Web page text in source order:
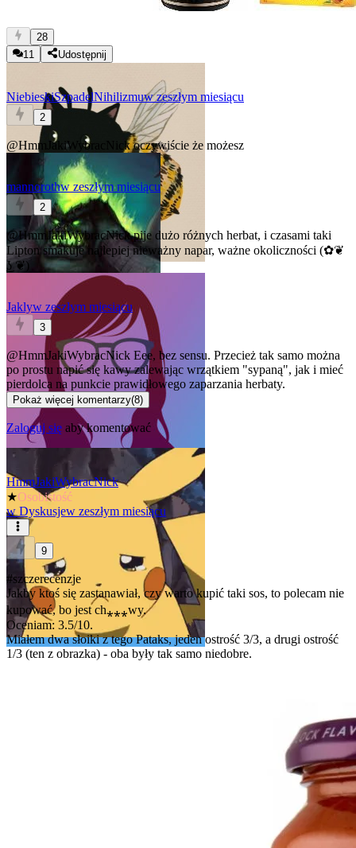
28
11
Udostępnij
NiebieskiSzpadelNihilizmuw zeszłym miesiącu
2
@HmmJakiWybracNickoczywiście że możesz
mannorothw zeszłym miesiącu
2
@HmmJakiWybracNickpije dużo różnych herbat, i czasami taki
Lipton smakuje najlepiejnieważny napar, ważne okoliczności (✿❦
͜ʖ ❦)
Jaklyw zeszłym miesiącu
3
@HmmJakiWybracNick Eee, bez sensu. Przecież tak samo można
po prostu napić się kawy zalewając wrzątkiem "sypaną", jak i mieć
pierdolca na punkcie prawidłowego zaparzania herbaty.
Pokaż więcej komentarzy(8)
Zaloguj się aby komentować
HmmJakiWybracNick
★Osobistość
w Dyskusjew zeszłym miesiącu
9
#szczerecenzje
Jakby ktoś się zastanawiał, czy warto kupić taki sos, to polecam nie
kupować, bo jest ch⁎⁎⁎wy.
Oceniam: 3.5/10.
Miałem dwa słoiki z tego Pataks, jeden ostrość 3/3, a drugi ostrość
1/3 (ten z obrazka) - oba były tak samo niedobre.